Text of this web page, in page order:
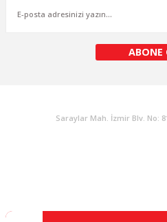
ABONE
Saraylar Mah. İzmir Blv. No: